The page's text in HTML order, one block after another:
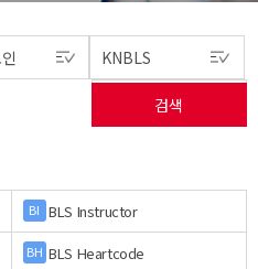
BI BLS Instructor
BH BLS Heartcode